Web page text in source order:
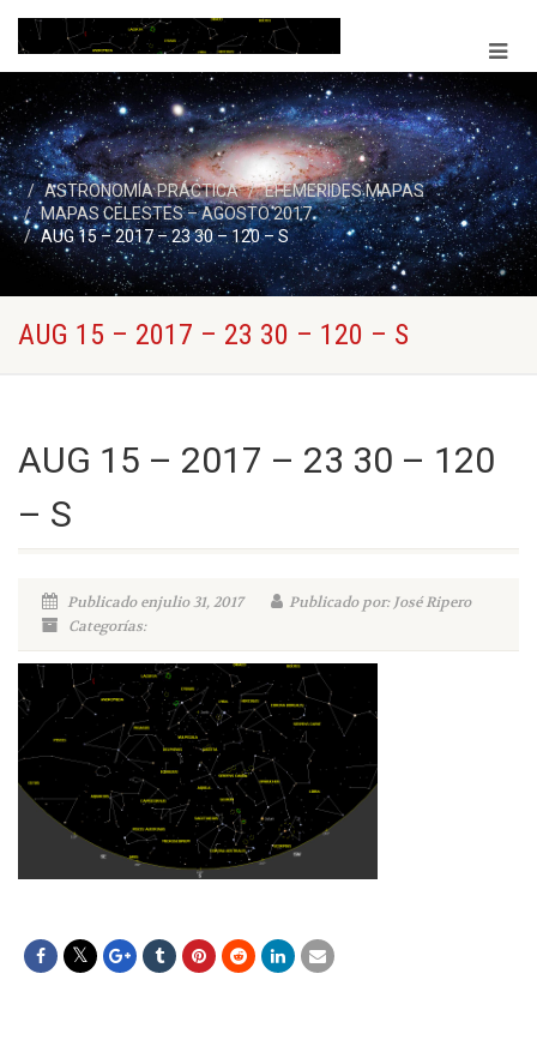
ASTRONOMÍA PRÁCTICA
EFEMERIDES MAPAS
MAPAS CELESTES – AGOSTO 2017
AUG 15 – 2017 – 23 30 – 120 – S
AUG 15 – 2017 – 23 30 – 120 – S
AUG 15 – 2017 – 23 30 – 120
– S
Publicado enjulio 31, 2017
Publicado por: José Ripero
Categorías: